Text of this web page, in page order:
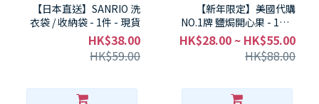
【日本直送】SANRIO 洗
衣袋 / 收納袋 - 1件 - 現貨
HK$38.00
HK$59.00
【新年限定】美國代購
NO.1牌 鹽焗開心果 - 1件 -
現貨
HK$28.00 ~ HK$55.00
HK$88.00